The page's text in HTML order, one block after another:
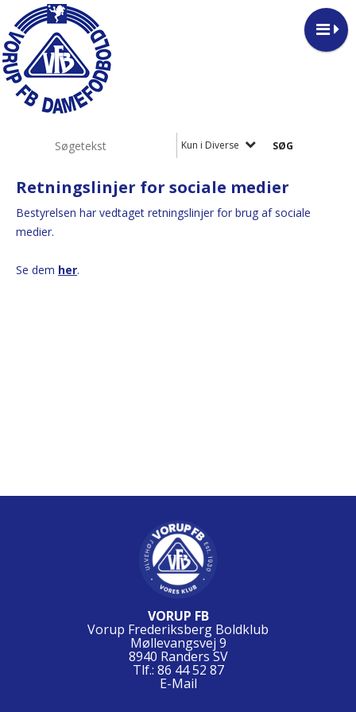
Kun i Diverse
Retningslinjer for sociale medier
Bestyrelsen har vedtaget retningslinjer for brug af sociale
medier.
Se dem her.
VORUP FB
Vorup Frederiksberg Boldklub
Møllevangsvej 9
8940 Randers SV
Tlf.: 86 44 52 87
E-Mail